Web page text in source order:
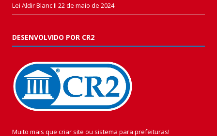
Lei Aldir Blanc II 22 de maio de 2024
DESENVOLVIDO POR CR2
Muito mais que criar site ou sistema para prefeituras!